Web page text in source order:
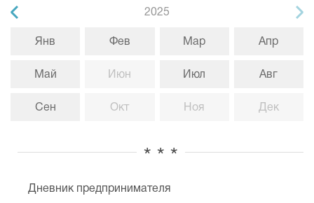
2025
Янв
Май
Сен
Фев
Июн
Окт
Мар
Июл
Ноя
Апр
Авг
Дек
* * *
Дневник предпринимателя